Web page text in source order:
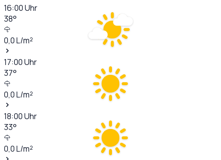
16:00Uhr
38°
0,0L/m²
17:00Uhr
37°
0,0L/m²
18:00Uhr
33°
0,0L/m²